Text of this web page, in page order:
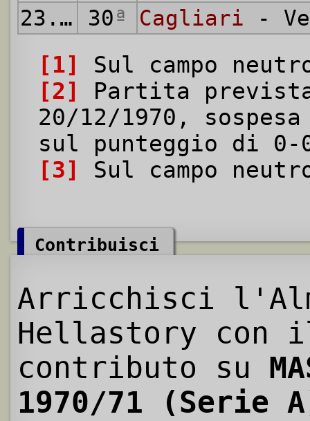
23.05.1971
30ª Cagliari -
[1]
Sul campo
[2]
Partita
20/12/1970,
sul punteggio di 0-
[3]
Sul campo
Contribuisci
Arricchisci
Hellastory con
contributo su
1970/71 (Serie